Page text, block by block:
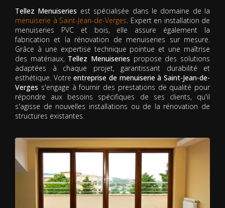
Tellez Menuiseries est spécialisée dans le domaine de la
menuiserie à Saint-Jean-de-Verges. Expert en installation de
menuiseries PVC et bois, elle assure également la
fabrication et la rénovation de menuiseries sur mesure.
Grâce à une expertise technique pointue et une maîtrise
des matériaux, Tellez Menuiseries propose des solutions
adaptées à chaque projet, garantissant durabilité et
esthétique. Votreentreprise de menuiserie à Saint-Jean-de-
Verges s'engage à fournir des prestations de qualité pour
répondre aux besoins spécifiques de ses clients, qu'il
s'agisse de nouvelles installations ou de la rénovation de
structures existantes.